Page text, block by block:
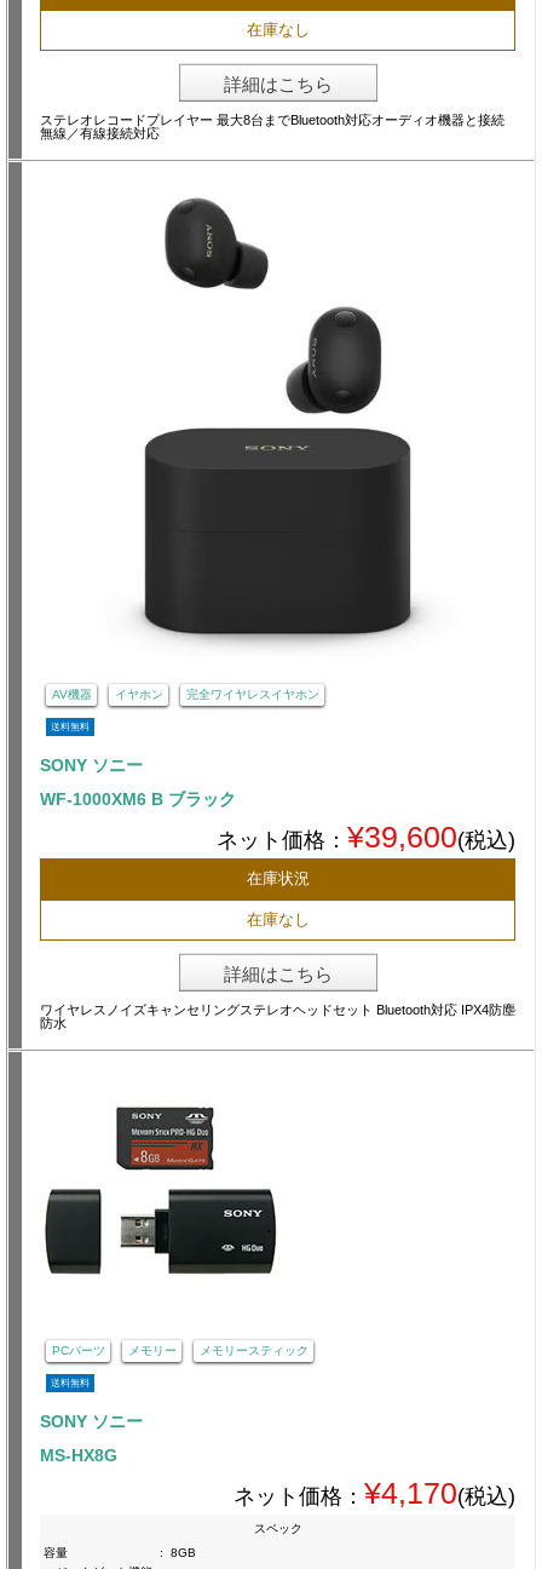
在庫なし
詳細はこちら
ステレオレコードプレイヤー 最大8台までBluetooth対応オーディオ機器と接続
無線／有線接続対応
AV機器 イヤホン 完全ワイヤレスイヤホン
送料無料
SONY ソニー
WF-1000XM6 B ブラック
ネット価格： ¥39,600(税込)
在庫状況
在庫なし
詳細はこちら
ワイヤレスノイズキャンセリングステレオヘッドセット Bluetooth対応 IPX4防塵
防水
PCパーツ メモリー メモリースティック
送料無料
SONY ソニー
MS-HX8G
ネット価格： ¥4,170(税込)
スペック
容量
:
8GB